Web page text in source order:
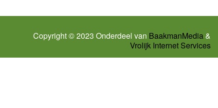
Copyright © 2023 Onderdeel van BaakmanMedia&
Vrolijk Internet Services